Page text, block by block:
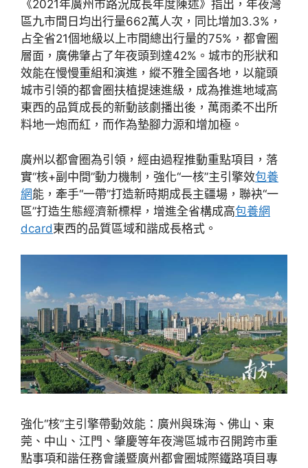
《2021年廣州市路況成長年度陳述》指出，年夜灣
區九市間日均出行量662萬人次，同比增加3.3%，
占全省21個地級以上市間總出行量的75%，都會圈
層面，廣佛肇占了年夜頭到達42%。城市的形狀和
效能在慢慢重組和演進，縱不雅全國各地，以龍頭
城市引領的都會圈扶植提速進級，成為推進地域高
東西的品質成長的新動該劇播出後，萬雨柔不出所
料地一炮而紅，而作為墊腳力源和增加極。
廣州以都會圈為引領，經由過程推動重點項目，落
實“核+副中間”動力機制，強化“一核”主引擎效包養
網能，牽手“一帶”打造新時期成長主疆場，聯袂“一
區”打造生態經濟新標桿，增進全省構成高包養網
dcard東西的品質區域和諧成長格式。
強化“核”主引擎帶動效能：廣州與珠海、佛山、東
莞、中山、江門、肇慶等年夜灣區城市召開跨市重
點事項和諧任務會議暨廣州都會圈城際鐵路項目專